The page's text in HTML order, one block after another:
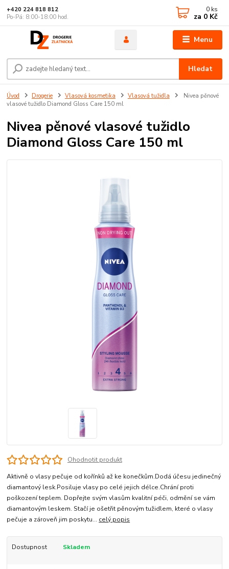
Menu
Hledat
+420 224 818 812
Po-Pá: 8:00-18:00 hod.
0 ks
za 0 Kč
Úvod Drogerie Vlasová kosmetika Vlasová tužidla
Nivea pěnové
vlasové tužidlo Diamond Gloss Care 150 ml
Nivea pěnové vlasové tužidlo
Diamond Gloss Care 150 ml
Ohodnotit produkt
Aktivně o vlasy pečuje od kořínků až ke konečkům.Dodá účesu jedinečný
diamantový lesk.Posiluje vlasy po celé jejich délce.Chrání proti
poškození teplem. Dopřejte svým vlasům kvalitní péči, odmění se vám
diamantovým leskem. Stačí je ošetřit pěnovým tužidlem, které o vlasy
pečuje a zároveň jim poskytu... celý popis
Dostupnost Skladem